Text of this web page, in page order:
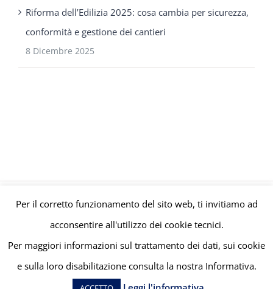
Riforma dell’Edilizia 2025: cosa cambia per sicurezza,
conformità e gestione dei cantieri
8 Dicembre 2025
© Gruppo Polaris P.IVA C.F. Iscriz. CCIAA 08671820010 |Privacy e
Cookie Policy | Powered bymeltingmedia.it
FacebookLinkedInYouTube
Per il corretto funzionamento del sito web, ti invitiamo ad
acconsentire all'utilizzo dei cookie tecnici.
Per maggiori informazioni sul trattamento dei dati, sui cookie
e sulla loro disabilitazione consulta la nostra Informativa.